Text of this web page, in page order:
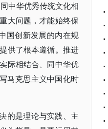
中华优秀传统文化相
大问题，才能始终保
国创新发展的内在规
供了根本遵循。推进
际相结合、同中华优
马克思主义中国化时
的是理论与实践、主